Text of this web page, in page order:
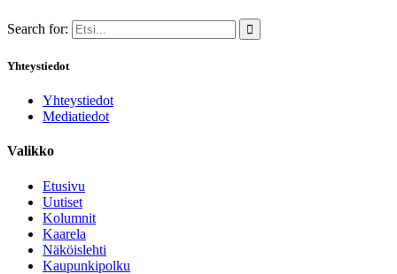
Search for:
Yhteystiedot
Yhteystiedot
Mediatiedot
Valikko
Etusivu
Uutiset
Kolumnit
Kaarela
Näköislehti
Kaupunkipolku